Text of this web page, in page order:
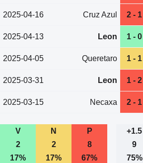
2025-04-16 Cruz Azul 2 - 1
2025-04-13 Leon 1 - 0
2025-04-05 Queretaro 1 - 1
2025-03-31 Leon 1 - 2
2025-03-15 Necaxa 2 - 1
V N P +1.5
2
2 8 9
17%
17% 67% 75%